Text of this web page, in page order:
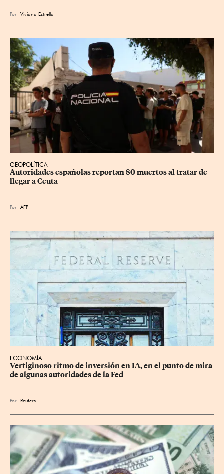
Por Viviana Estrella
GEOPOLÍTICA
Autoridades españolas reportan 80 muertos al tratar de
llegar a Ceuta
Por AFP
ECONOMÍA
Vertiginoso ritmo de inversión en IA, en el punto de mira
de algunas autoridades de la Fed
Por Reuters